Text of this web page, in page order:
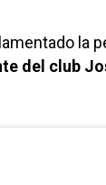
la
del club